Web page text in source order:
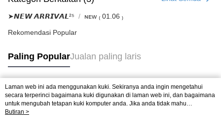
➤𝙉𝙀𝙒 𝘼𝙍𝙍𝙄𝙑𝘼𝙇²⁵ ɴᴇᴡ ₍ 01.06 ₎
Rekomendasi Popular
Paling PopularJualan paling laris
Tag Popular
Laman web ini ada menggunakan kuki. Sekiranya anda ingin mengetahui
secara terperinci bagaimana kuki digunakan di laman web ini, dan bagaimana
untuk mengubah tetapan kuki komputer anda. Jika anda tidak mahu
menggunakan kuki di komputer anda, sila rujuk penerangan mengenai kuki.
Butiran >